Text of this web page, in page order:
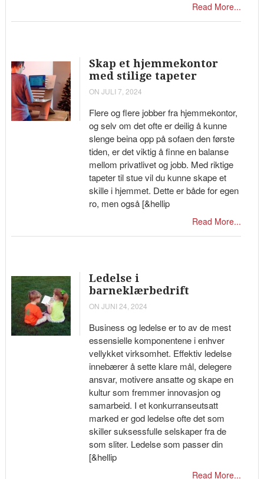
Read More...
Skap et hjemmekontor
med stilige tapeter
ON JULI 7, 2024
Flere og flere jobber fra hjemmekontor,
og selv om det ofte er deilig å kunne
slenge beina opp på sofaen den første
tiden, er det viktig å finne en balanse
mellom privatlivet og jobb. Med riktige
tapeter til stue vil du kunne skape et
skille i hjemmet. Dette er både for egen
ro, men også [&hellip
Read More...
Ledelse i
barneklærbedrift
ON JUNI 24, 2024
Business og ledelse er to av de mest
essensielle komponentene i enhver
vellykket virksomhet. Effektiv ledelse
innebærer å sette klare mål, delegere
ansvar, motivere ansatte og skape en
kultur som fremmer innovasjon og
samarbeid. I et konkurranseutsatt
marked er god ledelse ofte det som
skiller suksessfulle selskaper fra de
som sliter. Ledelse som passer din
[&hellip
Read More...